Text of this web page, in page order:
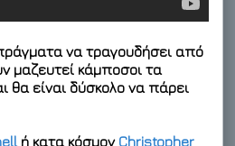
να τραγουδήσει από
μαζευτεί κάμποσοι τα
θα είναι δύσκολο να πάρει
ή κατα κόσμον Christopher